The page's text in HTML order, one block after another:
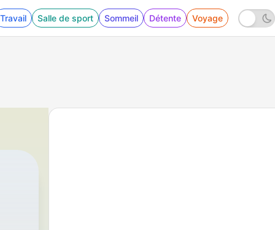
Travail Salle de sport Sommeil Détente Voyage